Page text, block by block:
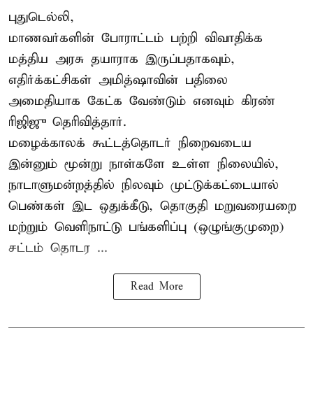
புதுடெல்லி,
மாணவர்களின் போராட்டம் பற்றி விவாதிக்க
மத்திய அரசு தயாராக இருப்பதாகவும்,
எதிர்க்கட்சிகள் அமித்ஷாவின் பதிலை
அமைதியாக கேட்க வேண்டும் எனவும் கிரண்
ரிஜிஜு தெரிவித்தார்.
மழைக்காலக் கூட்டத்தொடர் நிறைவடைய
இன்னும் மூன்று நாள்களே உள்ள நிலையில்,
நாடாளுமன்றத்தில் நிலவும் முட்டுக்கட்டையால்
பெண்கள் இட ஒதுக்கீடு, தொகுதி மறுவரையறை
மற்றும் வெளிநாட்டு பங்களிப்பு (ஒழுங்குமுறை)
சட்டம் தொடர ...
Read More